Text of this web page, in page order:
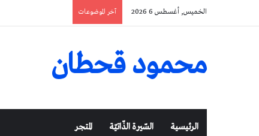
الخميس, أغسطس 6 2026 آخر الموضوعات
محمود قحطان
الرئيسية السّيرة الذّاتيّة المتجر